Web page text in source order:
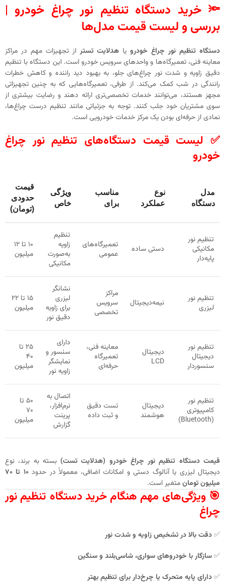
🔦 خرید دستگاه تنظیم نور چراغ خودرو |
بررسی و لیست قیمت مدل‌ها
دستگاه تنظیم نور چراغ خودرو یا هدلایت تستراز تجهیزات مهم در مراکز
معاینه فنی، تعمیرگاه‌ها و واحدهای سرویس خودرو است. این دستگاه با تنظیم
دقیق زاویه و شدت نور چراغ‌های جلو، به بهبود دید راننده و کاهش خطرات
رانندگی در شب کمک می‌کند. از طرفی، تعمیرگاه‌هایی که به چنین تجهیزاتی
مجهز هستند، می‌توانند خدمات تخصصی‌تری ارائه دهند و رضایت بیشتری از
سوی مشتریان خود جلب کنند. توجه به جزئیاتی مانند تنظیم درست چراغ‌ها،
نمادی از حرفه‌ای بودن یک مرکز خدمات خودرویی است.
✅ لیست قیمت دستگاه‌های تنظیم نور چراغ
خودرو
مدل
دستگاه
نوع
عملکرد
مناسب
برای
ویژگی
خاص
قیمت
حدودی
(تومان)
تنظیم نور
مکانیکی
پایه‌دار
دستی ساده
تعمیرگاه‌های
عمومی
تنظیم
زاویه
به‌صورت
مکانیکی
۱۰ تا ۱۲
میلیون
تنظیم نور
لیزری
نیمه‌دیجیتال
مراکز
سرویس
تخصصی
نشانگر
لیزری
برای زاویه
دقیق نور
۱۵ تا ۲۲
میلیون
تنظیم نور
دیجیتال
سنسوردار
دیجیتال
LCD
معاینه فنی،
تعمیرگاه
حرفه‌ای
دارای
سنسور و
نمایشگر
زاویه نور
۲۵ تا
۴۰
میلیون
تنظیم نور
کامپیوتری
(Bluetooth)
دیجیتال
هوشمند
تست دقیق
و ثبت داده
اتصال به
نرم‌افزار،
پرینت
گزارش
۵۰ تا
۷۰
میلیون
قیمت دستگاه تنظیم نور چراغ خودرو (هدلایت تست) بسته به برند، نوع
دیجیتال لیزری یا آنالوگ دستی و امکانات اضافی، معمولاً در حدود
۱۰ تا ۷۰
میلیون تومانمتغیر است.
🎯 ویژگی‌های مهم هنگام خرید دستگاه تنظیم نور
چراغ
✅دقت بالا در تشخیص زاویه و شدت نور
✅سازگار با خودروهای سواری، شاسی‌بلند و سنگین
✅دارای پایه متحرک یا چرخ‌دار برای تنظیم بهتر